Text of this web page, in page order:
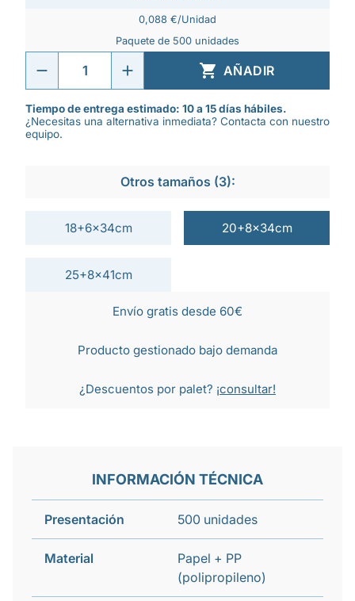
0,088 €/Unidad
Paquete de 500 unidades
 AÑADIR
Tiempo de entrega estimado: 10 a 15 días hábiles.
¿Necesitas una alternativa inmediata? Contacta con nuestro
equipo.
Otros tamaños (3):
18+6x34cm 20+8x34cm
25+8x41cm
Envío gratis desde 60€
Producto gestionado bajo demanda
¿Descuentos por palet? ¡consultar!
INFORMACIÓN TÉCNICA
Presentación 500 unidades
Material
Papel + PP
(polipropileno)